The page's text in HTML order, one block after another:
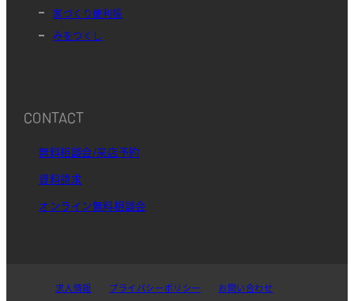
家づくり便利帳
みをつくし
CONTACT
無料相談会/来店予約
資料請求
オンライン無料相談会
求人情報 プライバシーポリシー お問い合わせ